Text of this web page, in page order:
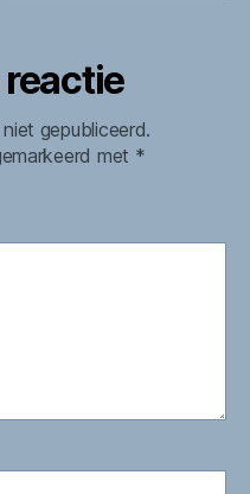
reactie
gepubliceerd.
met *